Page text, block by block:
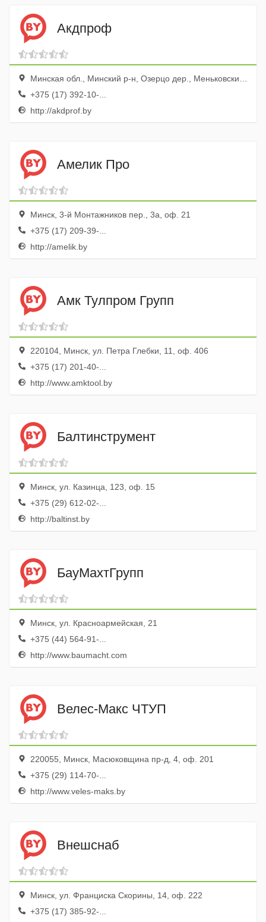
Акдпроф
Минская обл., Минский р-н, Озерцо дер., Меньковский тракт, 12
+375 (17) 392-10-...
http://akdprof.by
Амелик Про
Минск, 3-й Монтажников пер., 3а, оф. 21
+375 (17) 209-39-...
http://amelik.by
Амк Тулпром Групп
220104, Минск, ул. Петра Глебки, 11, оф. 406
+375 (17) 201-40-...
http://www.amktool.by
Балтинструмент
Минск, ул. Казинца, 123, оф. 15
+375 (29) 612-02-...
http://baltinst.by
БауМахтГрупп
Минск, ул. Красноармейская, 21
+375 (44) 564-91-...
http://www.baumacht.com
Велес-Макс ЧТУП
220055, Минск, Масюковщина пр-д, 4, оф. 201
+375 (29) 114-70-...
http://www.veles-maks.by
Внешснаб
Минск, ул. Франциска Скорины, 14, оф. 222
+375 (17) 385-92-...